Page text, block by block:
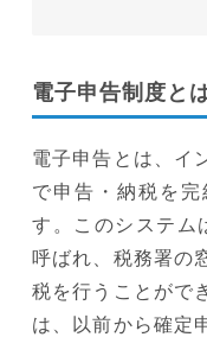
電子申告制度と
電子申告とは、イ
で申告・納税を
す。このシステム
呼ばれ、税務署の
税を行うことがで
は、以前から確定